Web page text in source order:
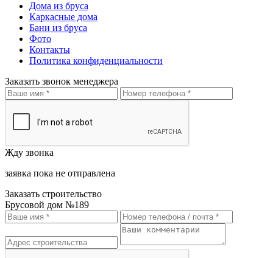
Дома из бруса
Каркасные дома
Бани из бруса
Фото
Контакты
Политика конфиденциальности
Заказать звонок менеджера
Жду звонка
заявка пока не отправлена
Заказать строительство
Брусовой дом №189